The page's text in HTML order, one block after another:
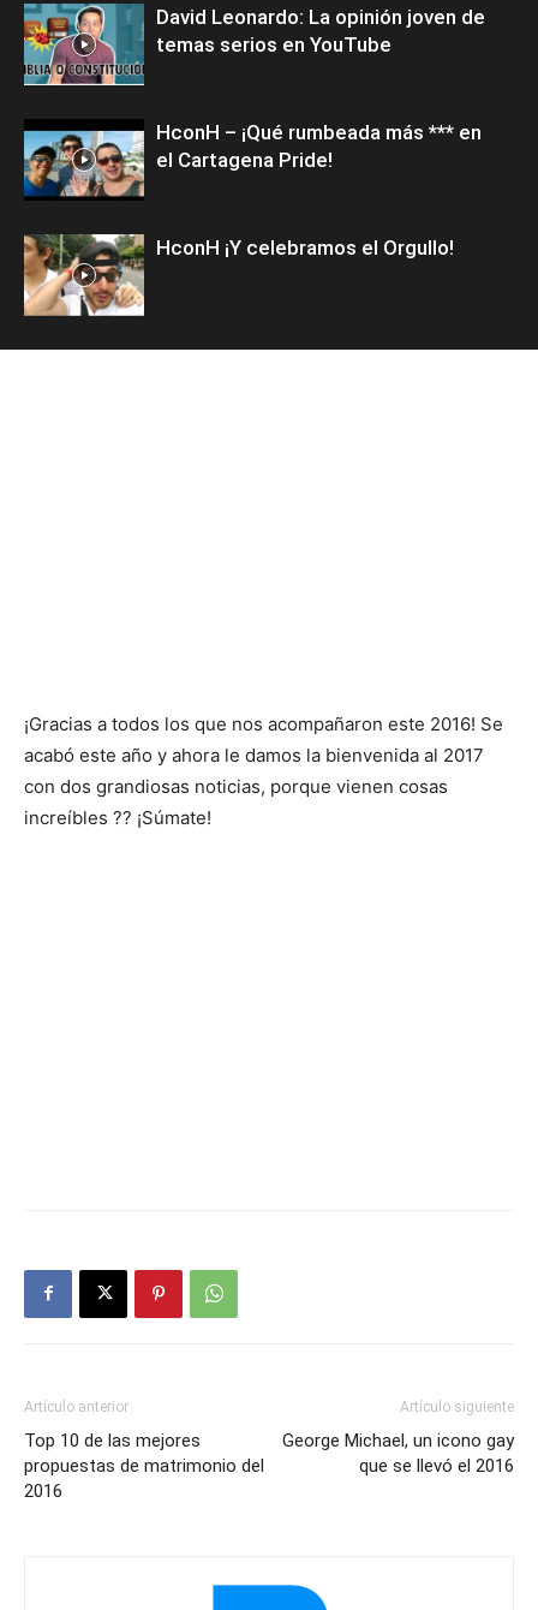
David Leonardo: La opinión joven de
temas serios en YouTube
HconH – ¡Qué rumbeada más *** en
el Cartagena Pride!
HconH ¡Y celebramos el Orgullo!
¡Gracias a todos los que nos acompañaron este 2016! Se
acabó este año y ahora le damos la bienvenida al 2017
con dos grandiosas noticias, porque vienen cosas
increíbles ?? ¡Súmate!
Artículo anterior
Top 10 de las mejores
propuestas de matrimonio del
2016
Artículo siguiente
George Michael, un icono gay
que se llevó el 2016